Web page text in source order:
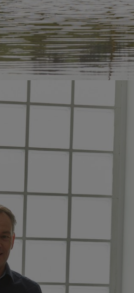
y protección de la salud: nuestro